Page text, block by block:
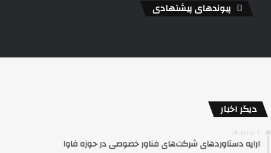
پیوندهای پیشنهادی
دیگر اخبار
۱۴۰۲/۱۱/۰۱
ارایه دستاوردهای شرکت‌های فناور خصوصی در حوزه فاوا